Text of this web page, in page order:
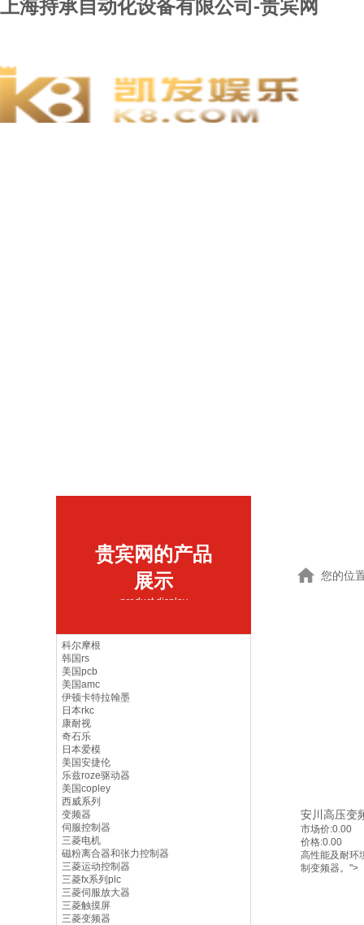
上海持承自动化设备有限公司-贵宾网
贵宾网的产品
展示
product display
您的位
安川高压变
市场价:0.00
价格:0.00
高性能及耐环
制变频器。">
科尔摩根
韩国rs
美国pcb
美国amc
伊顿卡特拉翰墨
日本rkc
康耐视
奇石乐
日本爱模
美国安捷伦
乐兹roze驱动器
美国copley
西威系列
变频器
伺服控制器
三菱电机
磁粉离合器和张力控制器
三菱运动控制器
三菱fx系列plc
三菱伺服放大器
三菱触摸屏
三菱变频器